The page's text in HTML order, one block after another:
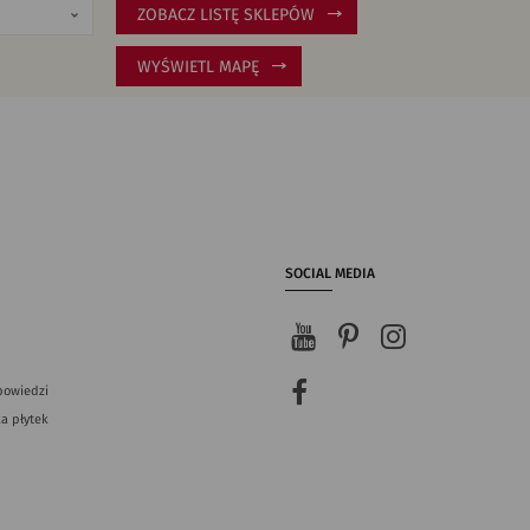
ZOBACZ LISTĘ SKLEPÓW
WYŚWIETL MAPĘ
płytek
SOCIAL MEDIA